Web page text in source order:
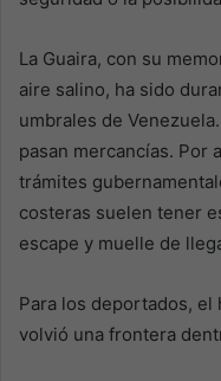
La Guaira, con su
aire salino, ha sido
umbrales de
pasan mercancías. Por
trámites
costeras suelen tener
escape y muelle de
Para los deportados,
volvió una frontera